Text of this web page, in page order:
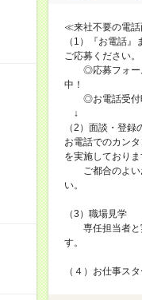
≪来社不要の電
（1）『お電話』
ご応募ください。
◎応募フォーム
中！
◎お電話受付
↓
（2）面談・登録
お電話でのカン
を実施しておりま
ご都合のよい
い。
（3）職場見学
専任担当者と
す。
（４）お仕事スタ